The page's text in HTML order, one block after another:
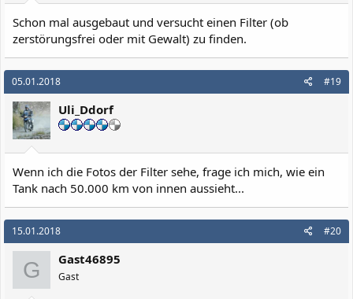
Schon mal ausgebaut und versucht einen Filter (ob
zerstörungsfrei oder mit Gewalt) zu finden.
05.01.2018 #19
Uli_Ddorf
Wenn ich die Fotos der Filter sehe, frage ich mich, wie ein
Tank nach 50.000 km von innen aussieht...
15.01.2018 #20
G Gast46895
Gast